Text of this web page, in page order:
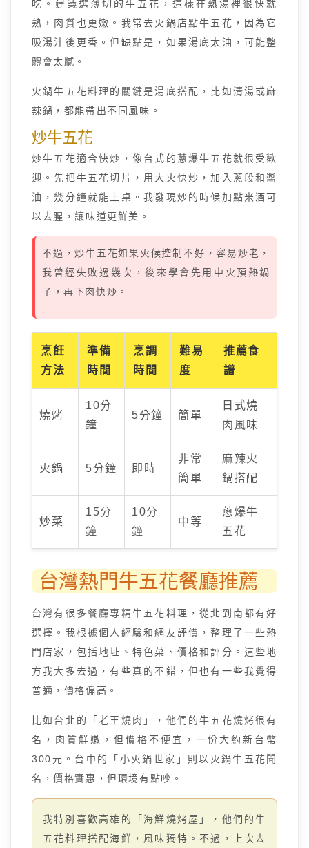
吃。建議選薄切的牛五花，這樣在熱湯裡很快就
熟，肉質也更嫩。我常去火鍋店點牛五花，因為它
吸湯汁後更香。但缺點是，如果湯底太油，可能整
體會太膩。
火鍋牛五花料理的關鍵是湯底搭配，比如清湯或麻
辣鍋，都能帶出不同風味。
炒牛五花
炒牛五花適合快炒，像台式的蔥爆牛五花就很受歡
迎。先把牛五花切片，用大火快炒，加入蔥段和醬
油，幾分鐘就能上桌。我發現炒的時候加點米酒可
以去腥，讓味道更鮮美。
不過，炒牛五花如果火候控制不好，容易炒老，
我曾經失敗過幾次，後來學會先用中火預熱鍋
子，再下肉快炒。
烹飪
方法
準備
時間
烹調
時間
難易
度
推薦食
譜
燒烤
10分
鐘
5分鐘 簡單
日式燒
肉風味
火鍋 5分鐘 即時
非常
簡單
麻辣火
鍋搭配
炒菜
15分
鐘
10分
鐘
中等
蔥爆牛
五花
台灣熱門牛五花餐廳推薦
台灣有很多餐廳專精牛五花料理，從北到南都有好
選擇。我根據個人經驗和網友評價，整理了一些熱
門店家，包括地址、特色菜、價格和評分。這些地
方我大多去過，有些真的不錯，但也有一些我覺得
普通，價格偏高。
比如台北的「老王燒肉」，他們的牛五花燒烤很有
名，肉質鮮嫩，但價格不便宜，一份大約新台幣
300元。台中的「小火鍋世家」則以火鍋牛五花聞
名，價格實惠，但環境有點吵。
我特別喜歡高雄的「海鮮燒烤屋」，他們的牛
五花料理搭配海鮮，風味獨特。不過，上次去